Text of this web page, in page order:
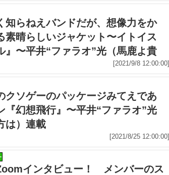
知らねえバンドだが、想像力をか
素晴らしいジャケット〜イトイス
』〜平井“ファラオ”光（馬鹿よ貴
[2021/9/8 12:00:00]
クソゲーのパッケージみてえであ
『幻想飛行』〜平井“ファラオ”光
は）連載
[2021/8/25 12:00:00]
インタビュー！ メンバーのス